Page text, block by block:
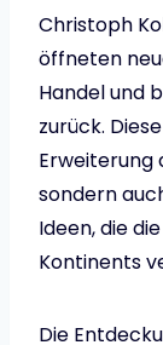
Christoph
öffneten
Handel und
zurück.
Erweiterung
sondern
Ideen, die
Kontinents
Die